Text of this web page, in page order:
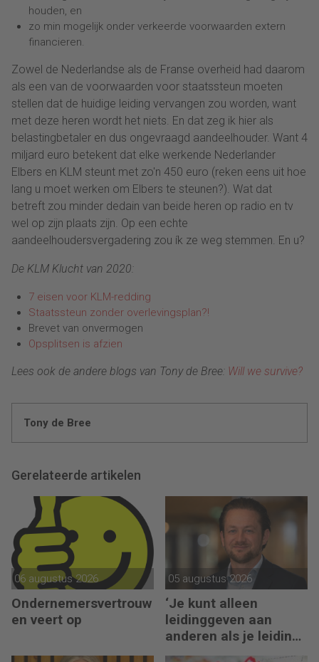
houden, en
zo min mogelijk onder verkeerde voorwaarden extern
financieren.
Zowel de Nederlandse als de Franse overheid had daarom
als een van de voorwaarden voor staatssteun moeten
stellen dat de huidige leiding vervangen zou worden, want
met deze heren wordt het niets. En dat zeg ik hier als
belastingbetaler en dus ongevraagd aandeelhouder. Want 4
miljard euro betekent dat elke werkende Nederlander
Elbers en KLM steunt met zo'n 450 euro (reken eens uit hoe
lang u moet werken om Elbers te steunen?). Wat dat
betreft zou minder dedain van beide heren op radio en tv
wel op zijn plaats zijn. Op een echte
aandeelhoudersvergadering zou ík ze weg stemmen. En u?
De KLM Klucht van 2020:
7 eisen voor KLM-redding
Staatssteun zonder overlevingsplan?!
Brevet van onvermogen
Opsplitsen is afzien
Lees ook de andere blogs van Tony de Bree: Will we survive?
Tony de Bree
Gerelateerde artikelen
06 augustus 2026
Ondernemersvertrouw
en veert op
05 augustus 2026
‘Je kunt alleen
leidinggeven aan
anderen als je leiding
kunt geven aan jezelf’